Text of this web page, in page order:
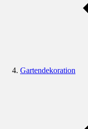
Gartendekoration